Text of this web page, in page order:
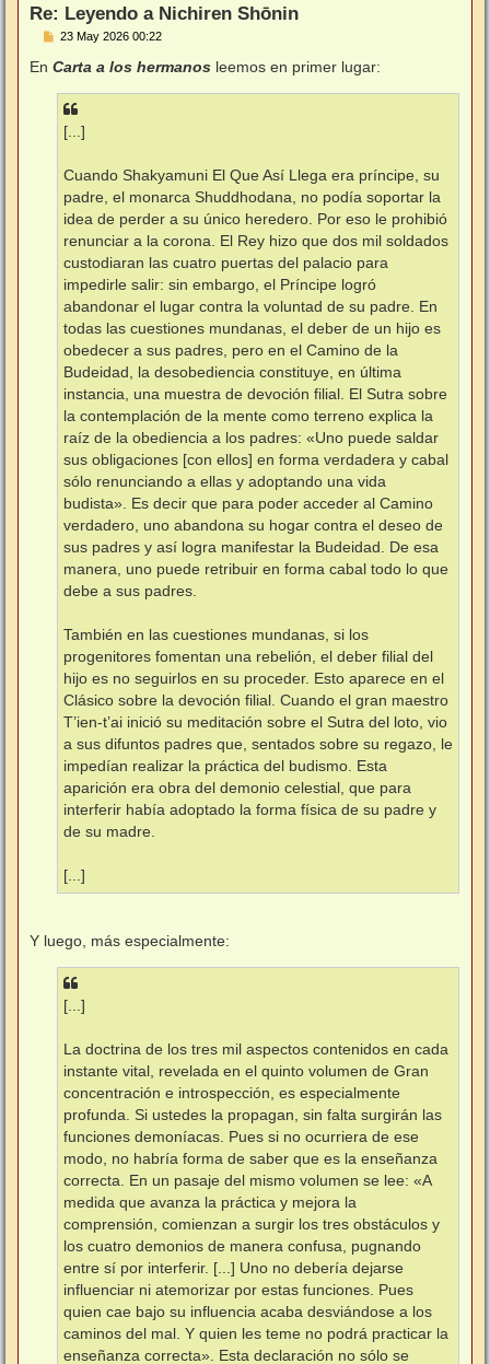
Re: Leyendo a Nichiren Shōnin
M
n
a
23 May 2026 00:22
En Carta a los hermanos leemos en primer lugar:
[...]
Cuando Shakyamuni El Que Así Llega era príncipe, su
padre, el monarca Shuddhodana, no podía soportar la
idea de perder a su único heredero. Por eso le prohibió
renunciar a la corona. El Rey hizo que dos mil soldados
custodiaran las cuatro puertas del palacio para
impedirle salir: sin embargo, el Príncipe logró
abandonar el lugar contra la voluntad de su padre. En
todas las cuestiones mundanas, el deber de un hijo es
obedecer a sus padres, pero en el Camino de la
Budeidad, la desobediencia constituye, en última
instancia, una muestra de devoción filial. El Sutra sobre
la contemplación de la mente como terreno explica la
raíz de la obediencia a los padres: «Uno puede saldar
sus obligaciones [con ellos] en forma verdadera y cabal
sólo renunciando a ellas y adoptando una vida
budista». Es decir que para poder acceder al Camino
verdadero, uno abandona su hogar contra el deseo de
sus padres y así logra manifestar la Budeidad. De esa
manera, uno puede retribuir en forma cabal todo lo que
debe a sus padres.
También en las cuestiones mundanas, si los
progenitores fomentan una rebelión, el deber filial del
hijo es no seguirlos en su proceder. Esto aparece en el
Clásico sobre la devoción filial. Cuando el gran maestro
T’ien-t’ai inició su meditación sobre el Sutra del loto, vio
a sus difuntos padres que, sentados sobre su regazo, le
impedían realizar la práctica del budismo. Esta
aparición era obra del demonio celestial, que para
interferir había adoptado la forma física de su padre y
de su madre.
[...]
Y luego, más especialmente:
[...]
La doctrina de los tres mil aspectos contenidos en cada
instante vital, revelada en el quinto volumen de Gran
concentración e introspección, es especialmente
profunda. Si ustedes la propagan, sin falta surgirán las
funciones demoníacas. Pues si no ocurriera de ese
modo, no habría forma de saber que es la enseñanza
correcta. En un pasaje del mismo volumen se lee: «A
medida que avanza la práctica y mejora la
comprensión, comienzan a surgir los tres obstáculos y
los cuatro demonios de manera confusa, pugnando
entre sí por interferir. [...] Uno no debería dejarse
influenciar ni atemorizar por estas funciones. Pues
quien cae bajo su influencia acaba desviándose a los
caminos del mal. Y quien les teme no podrá practicar la
enseñanza correcta». Esta declaración no sólo se